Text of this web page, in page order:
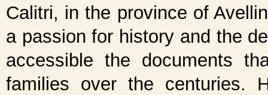
Calitri, in the province of
a passion for history and the
accessible the documents
families over the centuries.